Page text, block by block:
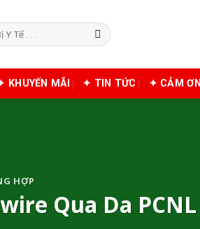
KHUYẾN MÃI ✦ TIN TỨC ✦ CẢM ƠN
HỢP
Qua Da PCNL